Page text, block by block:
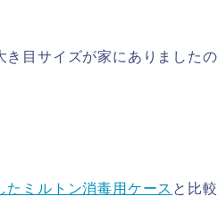
目サイズが家にありましたの
ミルトン消毒用ケース と比較